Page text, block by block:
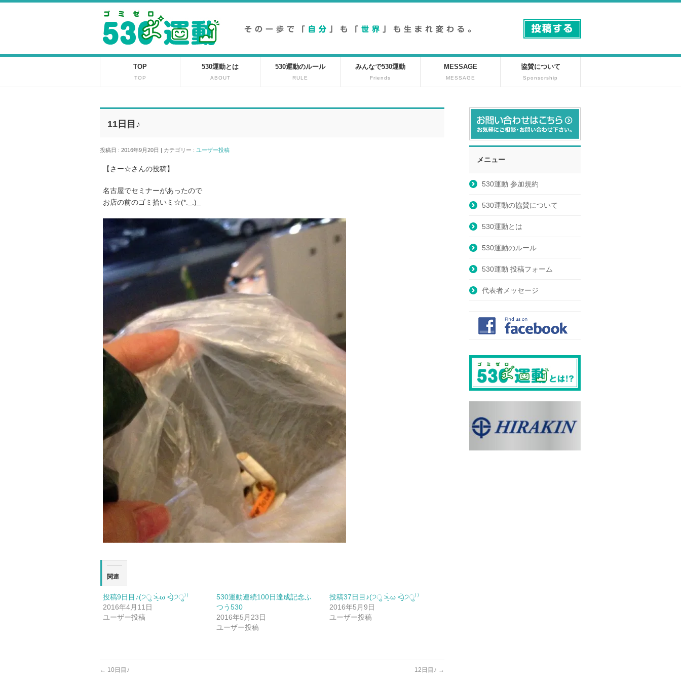
TOP
TOP
530運動とは
ABOUT
530運動のルール
RULE
みんなで530運動
Friends
MESSAGE
MESSAGE
協賛について
Sponsorship
11日目♪
投稿日 : 2016年9月20日 | カテゴリー : ユーザー投稿
【さー☆さんの投稿】
名古屋でセミナーがあったので
お店の前のゴミ拾いミ☆(*._.)_
関連
投稿9日目♪(੭ु ˃̶͈̀ ω ˂̶͈́)੭ु⁾⁾
2016年4月11日
ユーザー投稿
530運動連続100日達成記念ふ
つう530
2016年5月23日
ユーザー投稿
投稿37日目♪(੭ु ˃̶͈̀ ω ˂̶͈́)੭ु⁾⁾
2016年5月9日
ユーザー投稿
← 10日目♪ 12日目♪ →
メニュー
530運動 参加規約
530運動の協賛について
530運動とは
530運動のルール
530運動 投稿フォーム
代表者メッセージ